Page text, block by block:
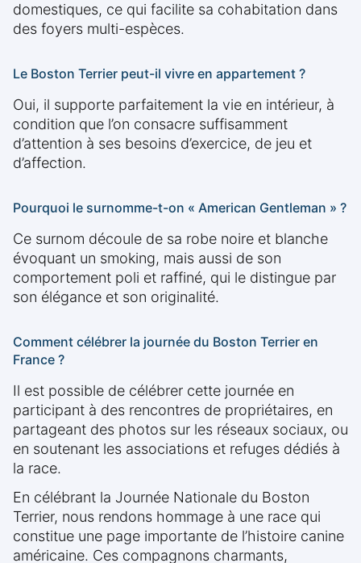
domestiques, ce qui facilite sa cohabitation dans
des foyers multi-espèces.
Le Boston Terrier peut-il vivre en appartement ?
Oui, il supporte parfaitement la vie en intérieur, à
condition que l’on consacre suffisamment
d’attention à ses besoins d’exercice, de jeu et
d’affection.
Pourquoi le surnomme-t-on « American Gentleman » ?
Ce surnom découle de sa robe noire et blanche
évoquant un smoking, mais aussi de son
comportement poli et raffiné, qui le distingue par
son élégance et son originalité.
Comment célébrer la journée du Boston Terrier en
France ?
Il est possible de célébrer cette journée en
participant à des rencontres de propriétaires, en
partageant des photos sur les réseaux sociaux, ou
en soutenant les associations et refuges dédiés à
la race.
En célébrant la Journée Nationale du Boston
Terrier, nous rendons hommage à une race qui
constitue une page importante de l’histoire canine
américaine. Ces compagnons charmants,